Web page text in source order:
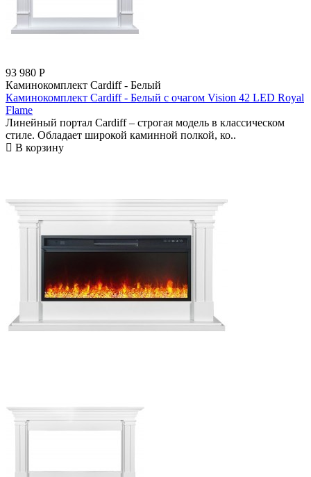
93 980 Р
Каминокомплект Cardiff - Белый
Каминокомплект Cardiff - Белый с очагом Vision 42 LED Royal
Flame
Линейный портал Cardiff – строгая модель в классическом
стиле. Обладает широкой каминной полкой, ко..
В корзину